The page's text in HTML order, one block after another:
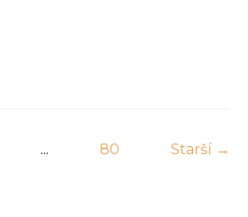
... 80 Starší →